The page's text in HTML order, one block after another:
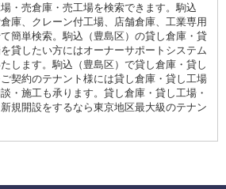
・売倉庫・売工場を検索できます。駒込
庫、クレーン付工場、店舗倉庫、工業専用
簡単検索。駒込（豊島区）の貸し倉庫・貸
貸したい方にはオーナーサポートシステム
します。駒込（豊島区）で貸し倉庫・貸し
契約のテナント様には貸し倉庫・貸し工場
・施工も承ります。貸し倉庫・貸し工場・
規開設をするなら東京地区最大級のテナン